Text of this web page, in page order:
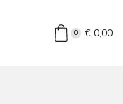
0 €0,00